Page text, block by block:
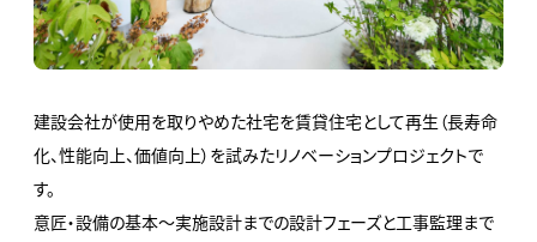
建設会社が使用を取りやめた社宅を賃貸住宅として再生（長寿命
化、性能向上、価値向上）を試みたリノベーションプロジェクトで
す。
意匠・設備の基本～実施設計までの設計フェーズと工事監理まで